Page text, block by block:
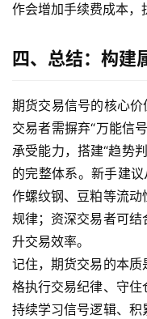
作会增加手续费成本，
四、总结：构建
期货交易信号的核心价
交易者需摒弃“万能信
承受能力，搭建“趋势
的完整体系。新手建
作螺纹钢、豆粕等流
规律；资深交易者可
升交易效率。
记住，期货交易的本
格执行交易纪律、守住
持续学习信号逻辑、